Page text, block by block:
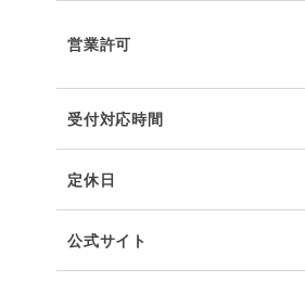
営業許可
受付対応時間
定休日
公式サイト